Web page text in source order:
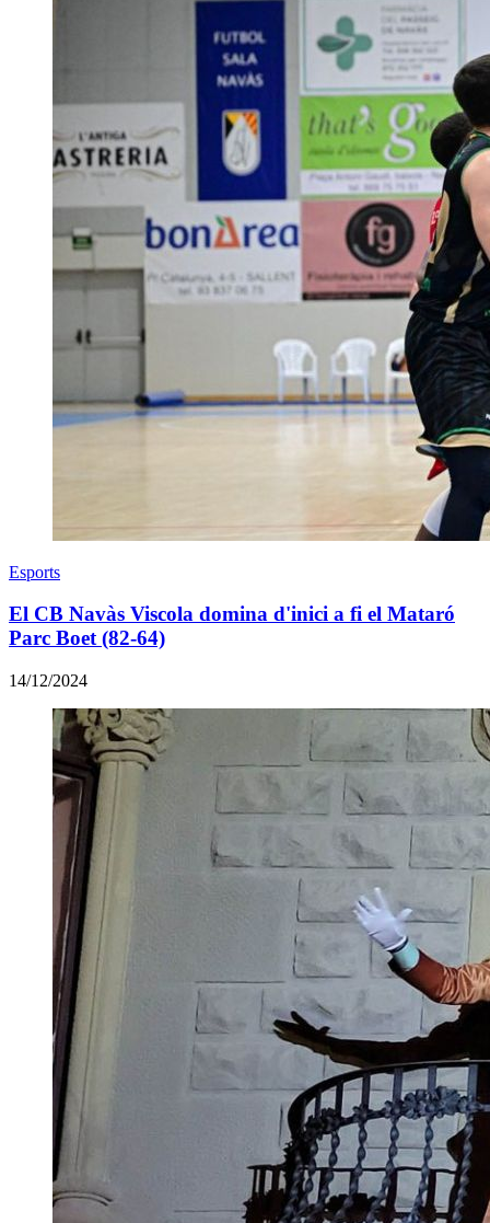
Esports
El CB Navàs Viscola domina d'inici a fi el Mataró
Parc Boet (82-64)
14/12/2024